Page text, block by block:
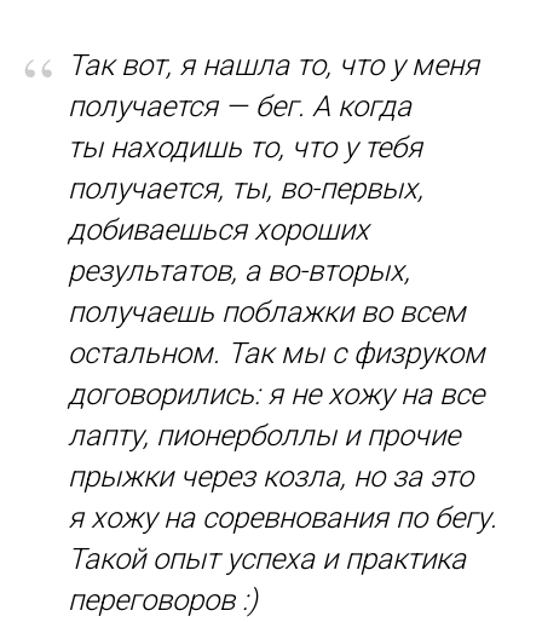
“
Так вот, я нашла то, что у меня
получается — бег. А когда
ты находишь то, что у тебя
получается, ты, во-первых,
добиваешься хороших
результатов, а во-вторых,
получаешь поблажки во всем
остальном. Так мы с физруком
договорились: я не хожу на все
лапту, пионерболлы и прочие
прыжки через козла, но за это
я хожу на соревнования по бегу.
Такой опыт успеха и практика
переговоров :)